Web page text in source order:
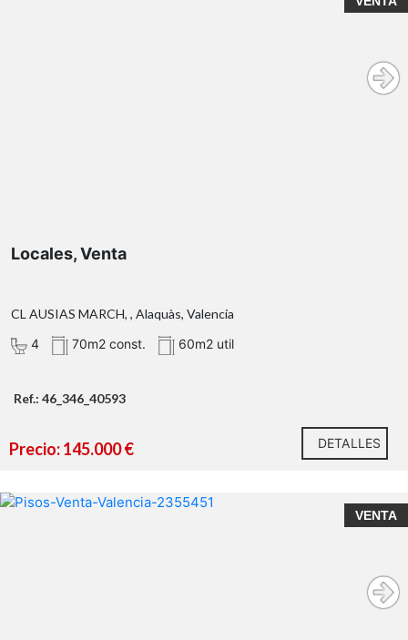
Locales, Venta
CL AUSIAS MARCH, , Alaquàs, Valencia
4
70m2 const. 60m2 util
Ref.: 46_346_40593
Precio: 145.000 € DETALLES
VENTA